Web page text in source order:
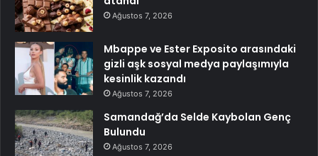
Ağustos 7, 2026
Mbappe ve Ester Exposito arasındaki
gizli aşk sosyal medya paylaşımıyla
kesinlik kazandı
Ağustos 7, 2026
Samandağ’da Selde Kaybolan Genç
Bulundu
Ağustos 7, 2026